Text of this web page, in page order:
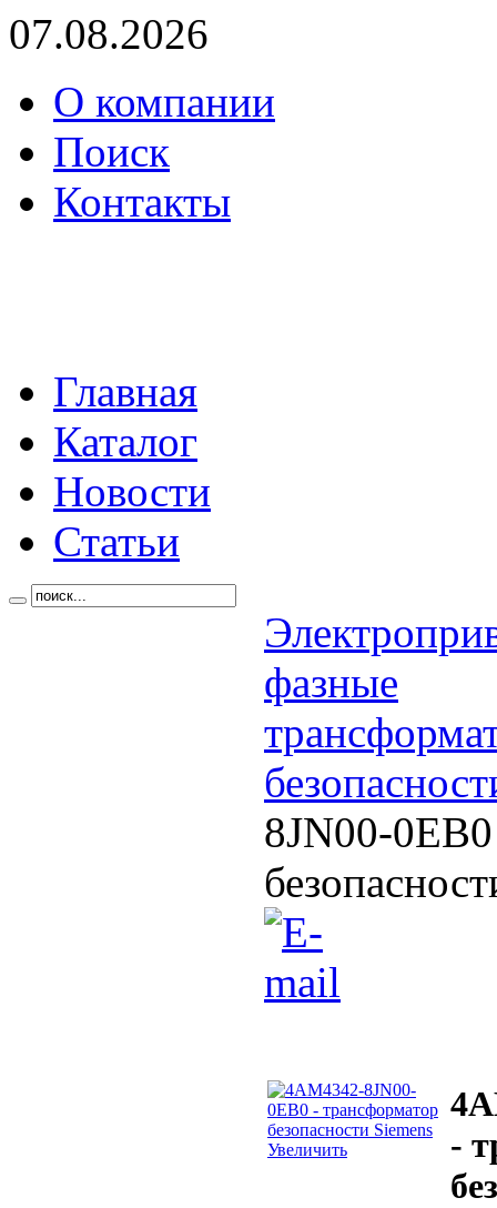
07.08.2026
О компании
Поиск
Контакты
Главная
Каталог
Новости
Статьи
фазные
8JN00-
Увеличить
-